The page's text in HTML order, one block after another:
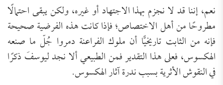
نعم، إننا قد لا نجزم بهذا الاجتهاد أو غيره، ولكن يبقى احتمالًا
مطروحًا من أهل الاختصاص؛ فإذا كانت هذه الفرضية صحيحة
فإنه من الثابت تاريخيًّا أن ملوك الفراعنة دمروا جُلّ ما صنعه
الهكسوس، فعلى هذا التقدير فمن الطبيعي ألا نجد ليوسفَ ذكرًا
في النقوش الأثرية بسبب ندرة آثار الهكسوس.